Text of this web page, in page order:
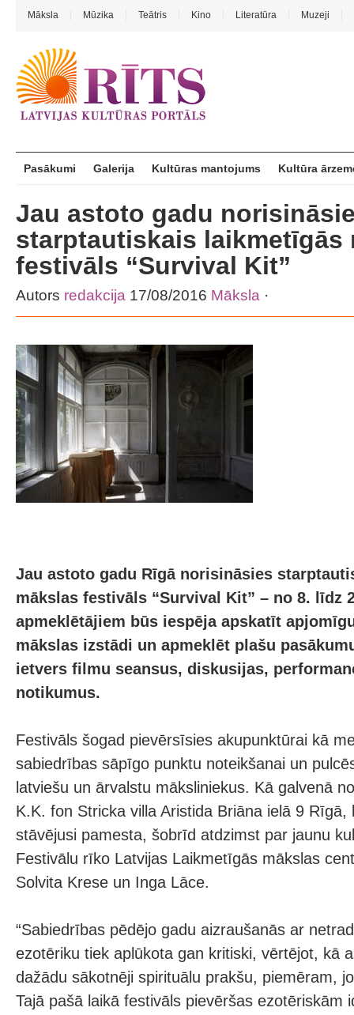
Māksla Mūzika Teātris Kino Literatūra Muzeji
Pasākumi Galerija Kultūras mantojums Kultūra
Jau astoto gadu
starptautiskais laikmetīgās
festivāls “Survival Kit”
Autors redakcija 17/08/2016 Māksla ·
Jau astoto gadu Rīgā norisināsies
mākslas festivāls “Survival Kit” – no 8. līdz
apmeklētājiem būs iespēja apskatīt
mākslas izstādi un apmeklēt plašu
ietvers filmu seansus, diskusijas,
notikumus.
Festivāls šogad pievērsīsies akupunktūrai kā
sabiedrības sāpīgo punktu noteikšanai un
latviešu un ārvalstu māksliniekus. Kā galvenā
K.K. fon Stricka villa Aristida Briāna ielā 9 Rīgā,
stāvējusi pamesta, šobrīd atdzimst par jaunu
Festivālu rīko Latvijas Laikmetīgās mākslas
Solvita Krese un Inga Lāce.
“Sabiedrības pēdējo gadu aizraušanās ar
ezotēriku tiek aplūkota gan kritiski, vērtējot, kā
dažādu sākotnēji spirituālu prakšu, piemēram,
Tajā pašā laikā festivāls pievēršas ezotēriskām